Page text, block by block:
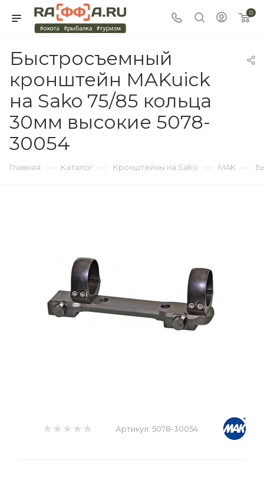
0
Быстросъемный
кронштейн MAKuick
на Sako 75/85 кольца
30мм высокие 5078-
30054
Главная — Каталог — Кронштейны на Sako — MAK —
Артикул: 5078-30054